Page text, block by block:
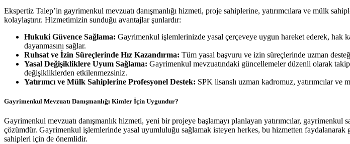
Ekspertiz Talep’in gayrimenkul mevzuatı danışmanlığı hizmeti, proje sahiplerine, yatırımcılara ve mülk
kolaylaştırır. Hizmetimizin sunduğu avantajlar şunlardır:
Hukuki Güvence Sağlama: Gayrimenkul işlemlerinizde yasal çerçeveye uygun hareket ederek, hak
dayanmasını sağlar.
Ruhsat ve İzin Süreçlerinde Hız Kazandırma: Tüm yasal başvuru ve izin süreçlerinde uzman
Yasal Değişikliklere Uyum Sağlama: Gayrimenkul mevzuatındaki güncellemeler düzenli olarak
değişikliklerden etkilenmezsiniz.
Yatırımcı ve Mülk Sahiplerine Profesyonel Destek: SPK lisanslı uzman kadromuz, yatırımcılar
Gayrimenkul Mevzuatı Danışmanlığı Kimler İçin Uygundur?
Gayrimenkul mevzuatı danışmanlık hizmeti, yeni bir projeye başlamayı planlayan yatırımcılar,
çözümdür. Gayrimenkul işlemlerinde yasal uyumluluğu sağlamak isteyen herkes, bu hizmetten
sahipleri için de önemlidir.